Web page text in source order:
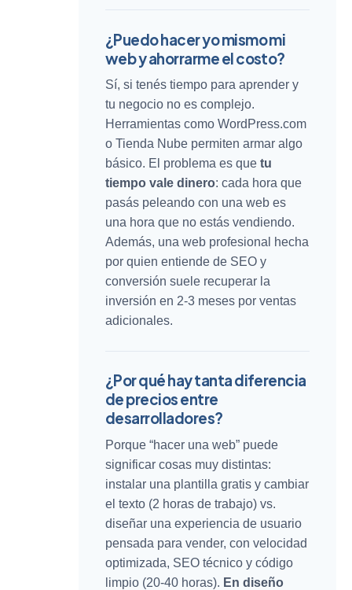
¿Puedo hacer yo mismo mi
web y ahorrarme el costo?
Sí, si tenés tiempo para aprender y
tu negocio no es complejo.
Herramientas como WordPress.com
o Tienda Nube permiten armar algo
básico. El problema es que tu
tiempo vale dinero: cada hora que
pasás peleando con una web es
una hora que no estás vendiendo.
Además, una web profesional hecha
por quien entiende de SEO y
conversión suele recuperar la
inversión en 2-3 meses por ventas
adicionales.
¿Por qué hay tanta diferencia
de precios entre
desarrolladores?
Porque “hacer una web” puede
significar cosas muy distintas:
instalar una plantilla gratis y cambiar
el texto (2 horas de trabajo) vs.
diseñar una experiencia de usuario
pensada para vender, con velocidad
optimizada, SEO técnico y código
limpio (20-40 horas). En diseño